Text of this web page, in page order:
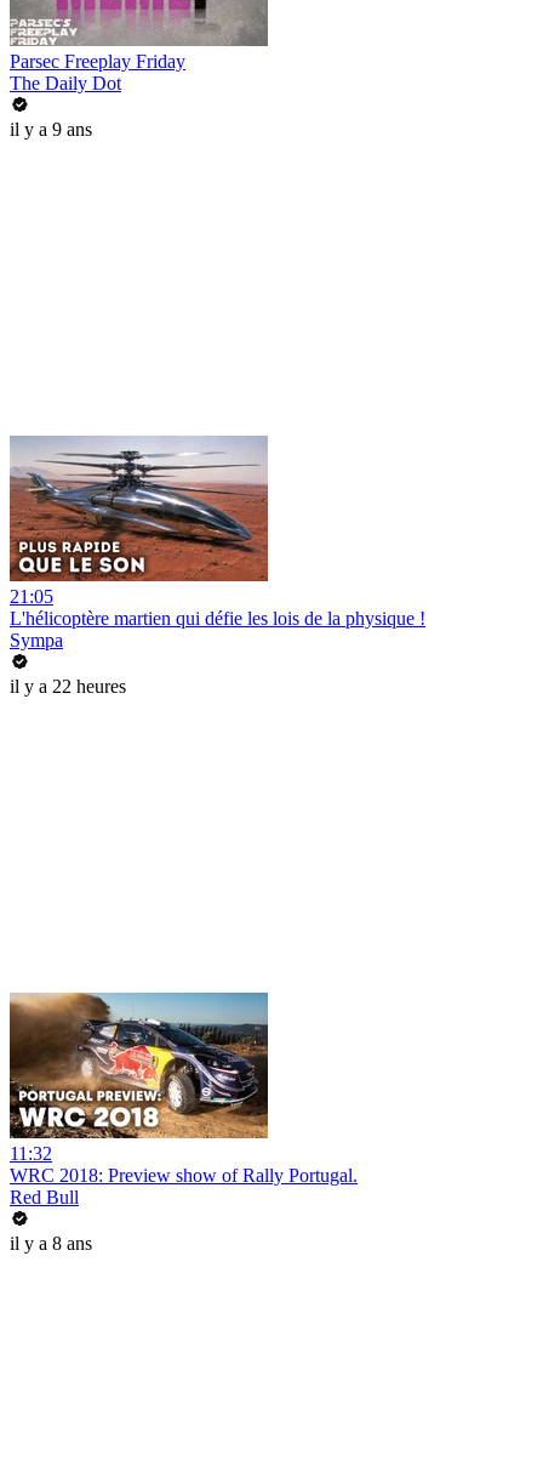
Parsec Freeplay Friday
The Daily Dot
il y a 9 ans
21:05
L'hélicoptère martien qui défie les lois de la physique !
Sympa
il y a 22 heures
11:32
WRC 2018: Preview show of Rally Portugal.
Red Bull
il y a 8 ans